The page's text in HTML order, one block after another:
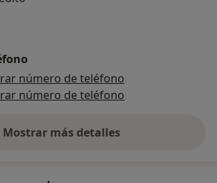
número de teléfono
número de teléfono
Mostrar más detalles
sobre la dirección